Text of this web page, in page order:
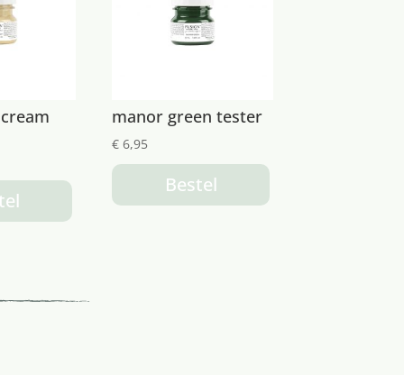
manor green tester
€ 6,95
Bestel